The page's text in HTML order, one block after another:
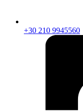
+30 210 9945560